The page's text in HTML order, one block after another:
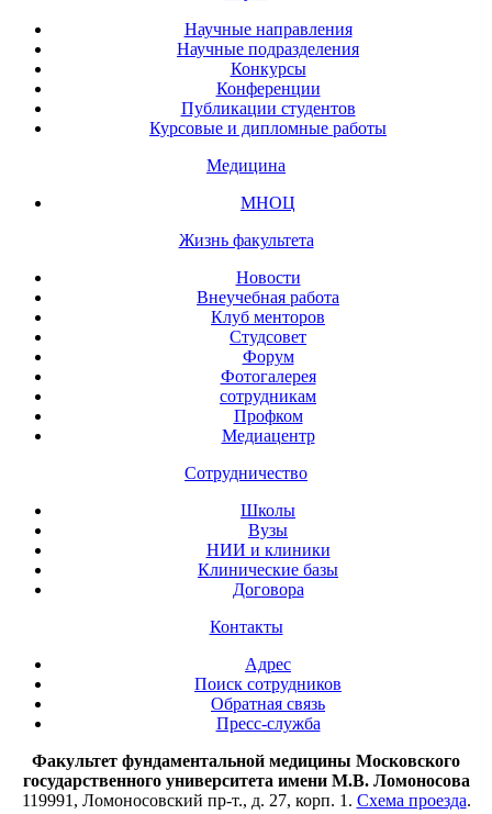
Научные направления
Научные подразделения
Конкурсы
Конференции
Публикации студентов
Курсовые и дипломные работы
Медицина
МНОЦ
Жизнь факультета
Новости
Внеучебная работа
Клуб менторов
Студсовет
Форум
Фотогалерея
сотрудникам
Профком
Медиацентр
Сотрудничество
Школы
Вузы
НИИ и клиники
Клинические базы
Договора
Контакты
Адрес
Поиск сотрудников
Обратная связь
Пресс-служба
Факультет фундаментальной медицины Московского
государственного университета имени М.В. Ломоносова
119991, Ломоносовский пр-т., д. 27, корп. 1. Схема проезда.